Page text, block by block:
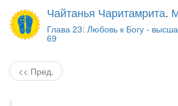
Чайтанья Чаритамрита.
Глава 23: Любовь к Богу -
69
<< Пред.